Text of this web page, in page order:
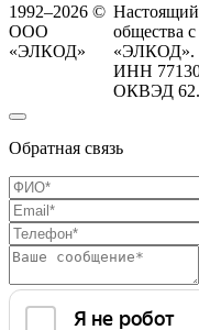
1992–2026 ©
ООО
«ЭЛКОД»
Настоящий
общества
«ЭЛКОД».
ИНН
ОКВЭД
Обратная связь